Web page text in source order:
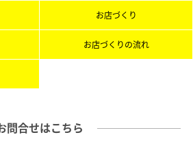
お店づくり
お店づくりの流れ
問合せはこちら